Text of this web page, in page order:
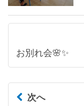
お別れ会🌸✨
次へ